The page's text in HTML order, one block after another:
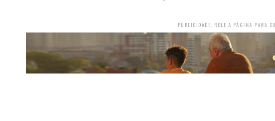
PUBLICIDADE. ROLE A PÁGINA PARA